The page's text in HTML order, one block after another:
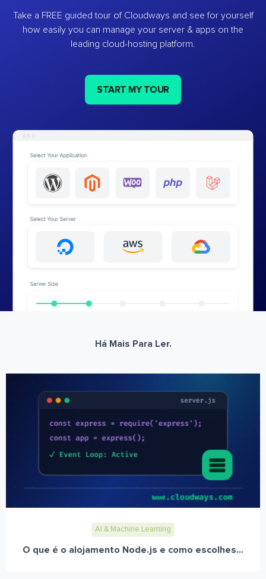
Take a FREE guided tour of Cloudways and see for yourself
how easily you can manage your server & apps on the
leading cloud-hosting platform.
START MY TOUR
Há Mais Para Ler.
AI & Machine Learning
O que é o alojamento Node.js e como escolhes...